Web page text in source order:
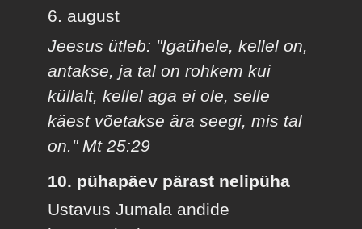
6. august
Jeesus ütleb: "Igaühele, kellel on,
antakse, ja tal on rohkem kui
küllalt, kellel aga ei ole, selle
käest võetakse ära seegi, mis tal
on." Mt 25:29
10. pühapäev pärast nelipüha
Ustavus Jumala andide